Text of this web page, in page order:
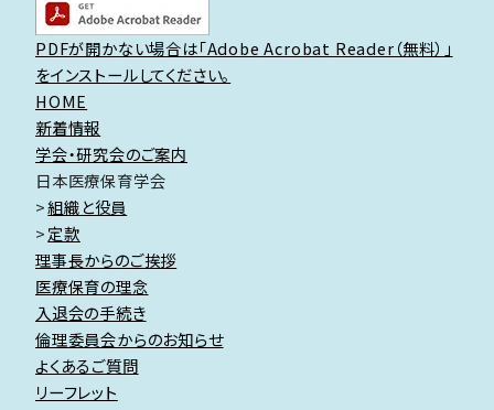
PDFが開かない場合は「Adobe Acrobat Reader（無料）」
をインストールしてください。
HOME
新着情報
学会・研究会のご案内
日本医療保育学会
組織と役員
定款
理事長からのご挨拶
医療保育の理念
入退会の手続き
倫理委員会からのお知らせ
よくあるご質問
リーフレット